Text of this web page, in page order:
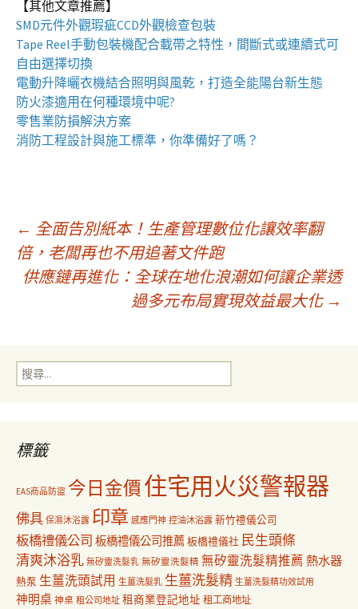
【其他文章推薦】
SMD元件外觀瑕疵CCD外觀檢查包裝
Tape Reel手動包裝機配合載帶之特性，間斷式或連續式可
自由選擇切換
電動升降曬衣機結合照明與風乾，打造全能陽台新生態
防火漆適用在何種環境中呢?
零售業防損解決方案
消防工程設計與施工標準，你準備好了嗎？
文
章
覽
← 全面告別紙本！生產管理數位化讓效率翻
倍，老闆再也不用追著文件跑
供應鏈再進化：全球在地化浪潮如何讓企業透
過多元布局實現效益最大化 →
搜
尋
標籤
EAS商品防盜 今日金價住宅用火災警報器
佛具 保濕沐浴露 印章 感應門神 控油沐浴露 新竹禮儀公司
板橋禮儀公司 板橋禮儀公司推薦板橋禮儀社 民生頭條
清爽沐浴乳 無矽靈洗髮乳 無矽靈洗髮精 無矽靈洗髮精推薦 熱水器
熱泵 生薑洗頭試用 生薑洗髮乳 生薑洗髮精 生薑洗髮精功效試用
神明桌 神桌 租公司地址 租商業登記地址 租工商地址